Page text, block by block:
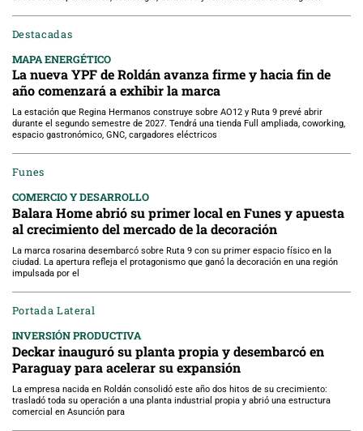
Destacadas
MAPA ENERGÉTICO
La nueva YPF de Roldán avanza firme y hacia fin de
año comenzará a exhibir la marca
La estación que Regina Hermanos construye sobre AO12 y Ruta 9 prevé abrir
durante el segundo semestre de 2027. Tendrá una tienda Full ampliada, coworking,
espacio gastronómico, GNC, cargadores eléctricos
Funes
COMERCIO Y DESARROLLO
Balara Home abrió su primer local en Funes y apuesta
al crecimiento del mercado de la decoración
La marca rosarina desembarcó sobre Ruta 9 con su primer espacio físico en la
ciudad. La apertura refleja el protagonismo que ganó la decoración en una región
impulsada por el
Portada Lateral
INVERSIÓN PRODUCTIVA
Deckar inauguró su planta propia y desembarcó en
Paraguay para acelerar su expansión
La empresa nacida en Roldán consolidó este año dos hitos de su crecimiento:
trasladó toda su operación a una planta industrial propia y abrió una estructura
comercial en Asunción para